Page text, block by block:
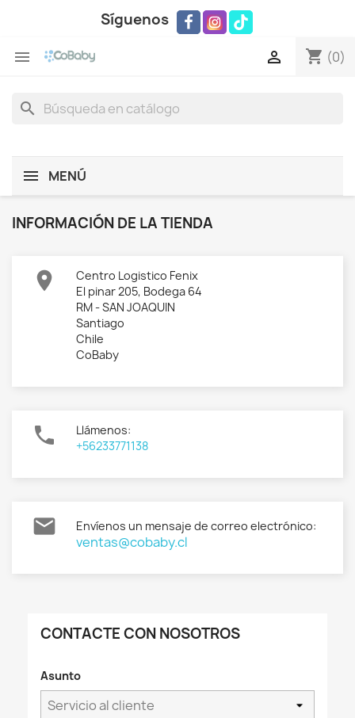
Síguenos
 shopping_cart (0)

search
MENÚ
INFORMACIÓN DE LA TIENDA

Centro Logistico Fenix
El pinar 205, Bodega 64
RM - SAN JOAQUIN
Santiago
Chile
CoBaby

Llámenos:
+56233771138
 Envíenos un mensaje de correo electrónico:
ventas@cobaby.cl
CONTACTE CON NOSOTROS
Asunto